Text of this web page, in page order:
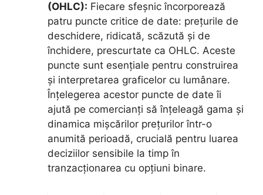
(OHLC): Fiecare sfeșnic încorporează
patru puncte critice de date: prețurile de
deschidere, ridicată, scăzută și de
închidere, prescurtate ca OHLC. Aceste
puncte sunt esențiale pentru construirea
și interpretarea graficelor cu lumânare.
Înțelegerea acestor puncte de date îi
ajută pe comercianți să înțeleagă gama și
dinamica mișcărilor prețurilor într-o
anumită perioadă, crucială pentru luarea
deciziilor sensibile la timp în
tranzacționarea cu opțiuni binare.